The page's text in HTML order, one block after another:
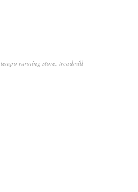
tempo running store treadmill